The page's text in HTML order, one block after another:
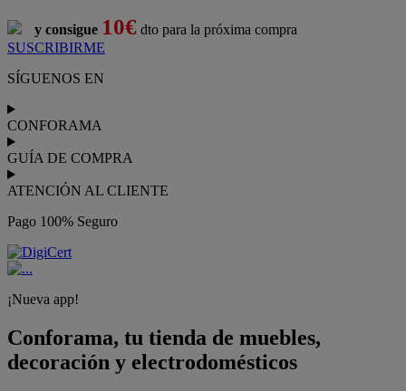
y consigue 10€ dto para la próxima compra
SUSCRIBIRME
SÍGUENOS EN
CONFORAMA
GUÍA DE COMPRA
ATENCIÓN AL CLIENTE
Pago 100% Seguro
¡Nueva app!
Conforama, tu tienda de muebles,
decoración y electrodomésticos